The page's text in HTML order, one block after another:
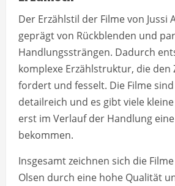
Der Erzählstil der Filme von Jussi
geprägt von Rückblenden und
Handlungssträngen. Dadurch
komplexe Erzählstruktur, die den
fordert und fesselt. Die Filme
detailreich und es gibt viele
erst im Verlauf der Handlung
bekommen.
Insgesamt zeichnen sich die
Olsen durch eine hohe Qualität